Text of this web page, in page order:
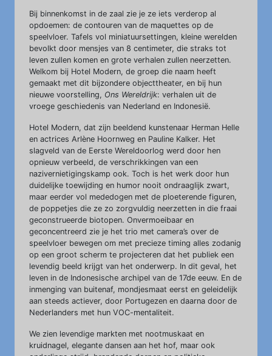
Bij binnenkomst in de zaal zie je ze iets verderop al
opdoemen: de contouren van de maquettes op de
speelvloer. Tafels vol miniatuursettingen, kleine werelden
bevolkt door mensjes van 8 centimeter, die straks tot
leven zullen komen en grote verhalen zullen neerzetten.
Welkom bij Hotel Modern, de groep die naam heeft
gemaakt met dit bijzondere objecttheater, en bij hun
nieuwe voorstelling, Ons Wereldrijk: verhalen uit de
vroege geschiedenis van Nederland en Indonesië.
Hotel Modern, dat zijn beeldend kunstenaar Herman Helle
en actrices Arlène Hoornweg en Pauline Kalker. Het
slagveld van de Eerste Wereldoorlog werd door hen
opnieuw verbeeld, de verschrikkingen van een
nazivernietigingskamp ook. Toch is het werk door hun
duidelijke toewijding en humor nooit ondraaglijk zwart,
maar eerder vol mededogen met de ploeterende figuren,
de poppetjes die ze zo zorgvuldig neerzetten in die fraai
geconstrueerde biotopen. Onvermoeibaar en
geconcentreerd zie je het trio met camera’s over de
speelvloer bewegen om met precieze timing alles zodanig
op een groot scherm te projecteren dat het publiek een
levendig beeld krijgt van het onderwerp. In dit geval, het
leven in de Indonesische archipel van de 17de eeuw. En de
inmenging van buitenaf, mondjesmaat eerst en geleidelijk
aan steeds actiever, door Portugezen en daarna door de
Nederlanders met hun VOC-mentaliteit.
We zien levendige markten met nootmuskaat en
kruidnagel, elegante dansen aan het hof, maar ook